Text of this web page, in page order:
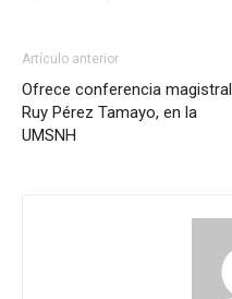
Artículo anterior
Ofrece conferencia magistral
Ruy Pérez Tamayo, en la
UMSNH